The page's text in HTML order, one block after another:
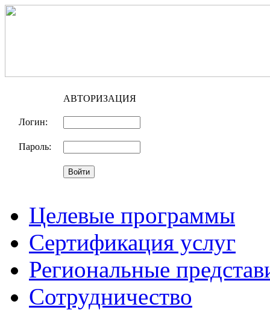
АВТОРИЗАЦИЯ
Логин:
Пароль:
Целевые программы
Сертификация услуг
Региональные
Сотрудничество